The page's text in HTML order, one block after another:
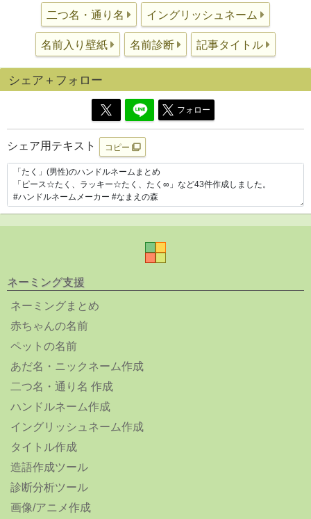
二つ名・通り名 イングリッシュネーム
名前入り壁紙 名前診断 記事タイトル
シェア＋フォロー
フォロー
シェア用テキスト コピー
ネーミング支援
ネーミングまとめ
赤ちゃんの名前
ペットの名前
あだ名・ニックネーム作成
二つ名・通り名 作成
ハンドルネーム作成
イングリッシュネーム作成
タイトル作成
造語作成ツール
診断分析ツール
画像/アニメ作成